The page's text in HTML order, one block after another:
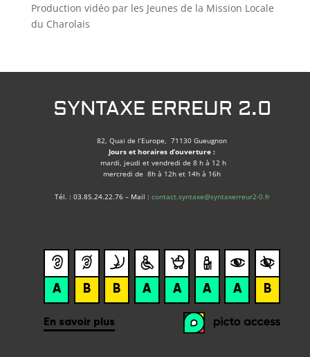
Production vidéo par les Jeunes de la Mission Locale
du Charolais
SYNTAXE ERREUR 2.0
82, Quai de l’Europe, 71130 Gueugnon
Jours et horaires d’ouverture :
mardi, jeudi et vendredi de 8 h à 12 h
mercredi de 8h à 12h et 14h à 16h
Tél. : 03.85.24.22.76 – Mail : contact.syntaxe@syntaxerreur2-0.fr